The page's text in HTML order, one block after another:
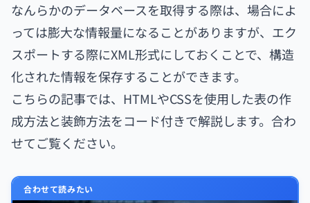
なんらかのデータベースを取得する際は、場合によ
っては膨大な情報量になることがありますが、エク
スポートする際にXML形式にしておくことで、構造
化された情報を保存することができます。
こちらの記事では、HTMLやCSSを使用した表の作
成方法と装飾方法をコード付きで解説します。合わ
せてご覧ください。
合わせて読みたい